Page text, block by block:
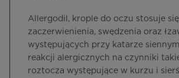
Allergodil, krople do oczu stosuje
zaczerwienienia, swędzenia oraz
występujących przy katarze
reakcji alergicznych na czynniki
roztocza występujące w kurzu i